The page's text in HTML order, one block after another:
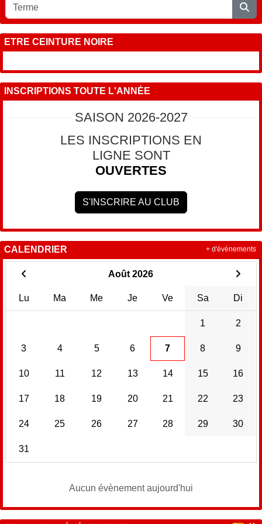
ETRE CEINTURE NOIRE
INSCRIPTIONS TOUTE L'ANNÉE
SAISON 2026-2027
LES INSCRIPTIONS EN
LIGNE SONT
OUVERTES
S'INSCRIRE AU CLUB
CALENDRIER
Août 2026
Lu Ma Me Je Ve Sa Di
1 2
3 4 5 6 7 8 9
10 11 12 13 14 15 16
17 18 19 20 21 22 23
24 25 26 27 28 29 30
31
Aucun évènement aujourd'hui
+ d'évènements